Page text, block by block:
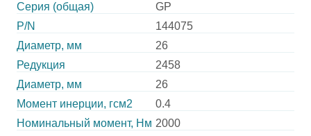
Серия (общая)
GP
P/N
144075
Диаметр, мм
26
Редукция
2458
Диаметр, мм
26
Момент инерции, гсм2
0.4
Номинальный момент, Нм 2000